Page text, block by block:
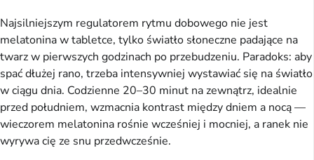
Najsilniejszym regulatorem rytmu dobowego nie jest
melatonina w tabletce, tylko światło słoneczne padające na
twarz w pierwszych godzinach po przebudzeniu. Paradoks: aby
spać dłużej rano, trzeba intensywniej wystawiać się na światło
w ciągu dnia. Codzienne 20–30 minut na zewnątrz, idealnie
przed południem, wzmacnia kontrast między dniem a nocą —
wieczorem melatonina rośnie wcześniej i mocniej, a ranek nie
wyrywa cię ze snu przedwcześnie.